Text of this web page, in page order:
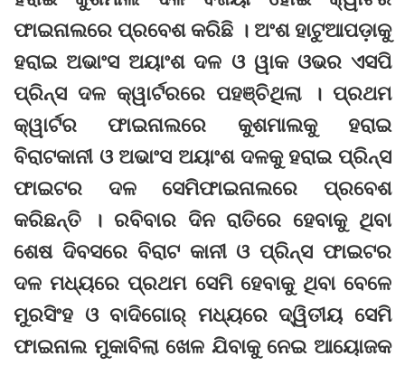
ଫାଇନାଲରେ ପ୍ରବେଶ କରିଛି । ଅଂଶ ହାଟୁଆପଡ଼ାକୁ
ହରାଇ ଅଭାଂସ ଅୟାଂଶ ଦଳ ଓ ୱାକ ଓଭର ଏସପି
ପ୍ରିନ୍ସ ଦଳ କ୍ୱାର୍ଟରରେ ପହଞ୍ଚିଥିଲା । ପ୍ରଥମ
କ୍ୱାର୍ଟର ଫାଇନାଲରେ କୁଶମାଲକୁ ହରାଇ
ବିରାଟକାନୀ ଓ ଅଭାଂସ ଅୟାଂଶ ଦଳକୁ ହରାଇ ପ୍ରିନ୍ସ
ଫାଇଟର ଦଳ ସେମିଫାଇନାଲରେ ପ୍ରବେଶ
କରିଛନ୍ତି । ରବିବାର ଦିନ ରାତିରେ ହେବାକୁ ଥିବା
ଶେଷ ଦିବସରେ ବିରାଟ କାନୀ ଓ ପ୍ରିନ୍ସ ଫାଇଟର
ଦଳ ମଧ୍ୟରେ ପ୍ରଥମ ସେମି ହେବାକୁ ଥିବା ବେଳେ
ମୁରସିଂହ ଓ ବାଦିଗୋର୍ ମଧ୍ୟରେ ଦ୍ୱିତୀୟ ସେମି
ଫାଇନାଲ ମୁକାବିଲା ଖେଳ ଯିବାକୁ ନେଇ ଆୟୋଜକ